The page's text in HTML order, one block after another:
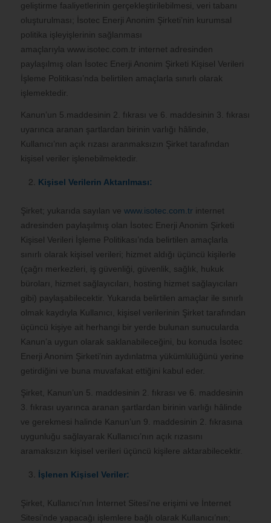
geliştirme faaliyetlerinin gerçekleştirilebilmesi, veri tabanı
oluşturulması; İsotec Enerji Anonim Şirketi’nin kurumsal
politika işleyişlerinin sağlanması
amaçlarıyla www.isotec.com.tr internet adresinden
paylaşılmış olan İsotec Enerji Anonim Şirketi Kişisel Verileri
İşleme Politikası’nda belirtilen amaçlarla sınırlı olarak
işlemektedir.
Kanun’un 5.maddesinin 2. fıkrası ve 6. maddesinin 3. fıkrası
uyarınca aranan şartlardan birinin varlığı hâlinde,
Kullanıcı’nın açık rızası aranmaksızın Şirket tarafından
kişisel veriler işlenebilmektedir.
Kişisel Verilerin Aktarılması:
Şirket; yukarıda sayılan ve www.isotec.com.tr internet
adresinden paylaşılmış olan İsotec Enerji Anonim Şirketi
Kişisel Verileri İşleme Politikası’nda belirtilen amaçlarla
sınırlı olarak kişisel verileri; hizmet aldığı üçüncü kişilerle
(çağrı merkezleri, iş güvenliği, güvenlik, sağlık, hukuk
büroları, hizmet sağlayıcıları, hosting hizmet sağlayıcıları
gibi) paylaşabilecektir. Yukarıda belirtilen amaçlar ile sınırlı
olmak kaydıyla Kullanıcı, kişisel verilerinin Şirket tarafından
üçüncü kişiye ait herhangi bir yerde bulunan sunucularda
Kanun’a uygun olarak saklanabileceğini, bu konuda İsotec
Enerji Anonim Şirketi’nin aydınlatma yükümlülüğünü yerine
getirdiğini ve buna muvafakat ettiğini kabul eder.
Şirket, Kanun’un 5. maddesinin 2. fıkrası ve 6. maddesinin
3. fıkrası uyarınca aranan şartlardan birinin varlığı hâlinde
ve gerekmesi halinde Kanun’un 9. maddesinin 2. fıkrasına
uygunluğu sağlayarak Kullanıcı’nın açık rızasını
aramaksızın kişisel verileri üçüncü kişilere aktarabilecektir.
İşlenen Kişisel Veriler:
Şirket, Kullanıcı’nın İnternet Sitesi’ne erişimi ve İnternet
Sitesi’nde yapacağı işlemlere bağlı olarak Kullanıcı’nın;